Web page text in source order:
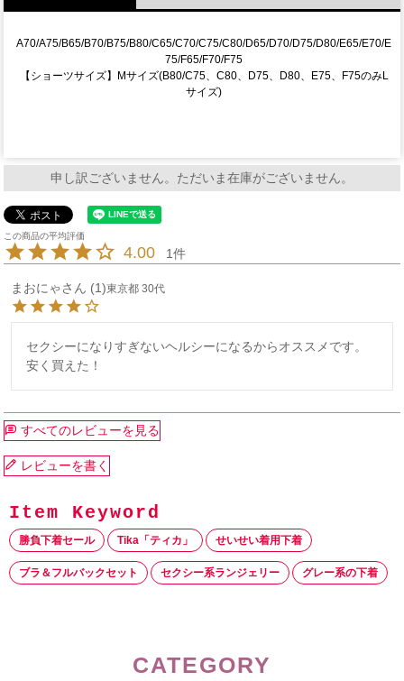
A70/A75/B65/B70/B75/B80/C65/C70/C75/C80/D65/D70/D75/D80/E65/E70/E
75/F65/F70/F75
【ショーツサイズ】Mサイズ(B80/C75、C80、D75、D80、E75、F75のみL
サイズ)
申し訳ございません。ただいま在庫がございません。
4.00 1
まおにゃ 1 東京都 30代
セクシーになりすぎないヘルシーになるからオススメです。
安く買えた！
すべてのレビューを見る
レビューを書く
勝負下着セール Tika「ティカ」 せいせい着用下着
ブラ＆フルバックセット セクシー系ランジェリー グレー系の下着
CATEGORY